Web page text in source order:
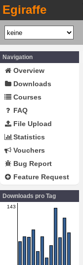
Egiraffe
Navigation
Overview
Downloads
Courses
FAQ
File Upload
Statistics
Vouchers
Bug Report
Feature Request
Downloads pro Tag
143